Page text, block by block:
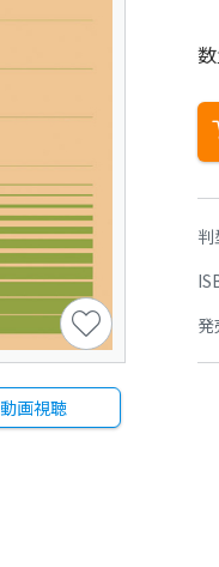
動画視聴
判
発